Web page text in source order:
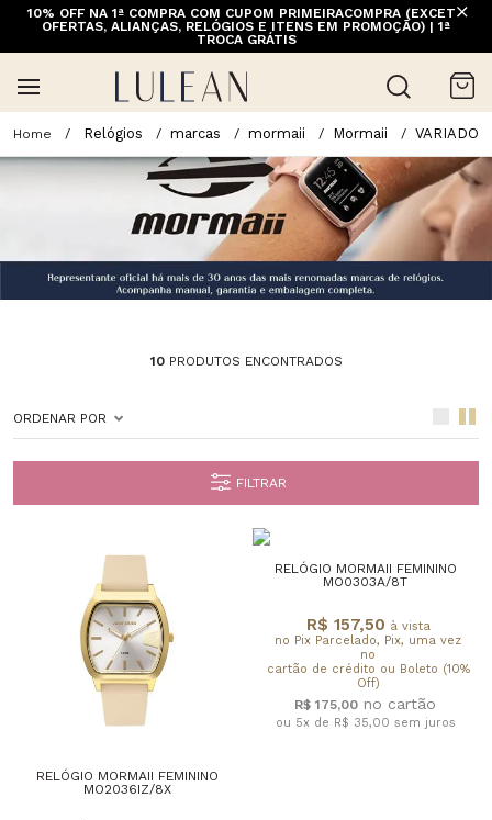
10% OFF NA 1ª COMPRA COM CUPOM PRIMEIRACOMPRA (EXCETO
OFERTAS, ALIANÇAS, RELÓGIOS E ITENS EM PROMOÇÃO) | 1ª
TROCA GRÁTIS
Relógios marcas mormaii Mormaii VARIADO
10PRODUTOS ENCONTRADOS
ORDENAR POR
FILTRAR
RELÓGIO MORMAII FEMININO
MO2036IZ/8X
RELÓGIO MORMAII FEMININO
MO0303A/8T
R$ 157,50 à vista
no Pix Parcelado, Pix, uma vez
no
cartão de crédito ou Boleto (10%
Off)
R$ 175,00
ou 5x de R$ 35,00 sem juros